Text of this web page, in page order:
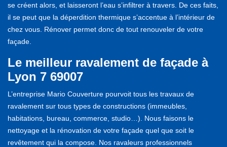
se créent alors, et laisseront l’eau s’infiltrer à travers. De ces faits,
il se peut que la déperdition thermique s’accentue à l’intérieur de
chez vous. Rénover permet donc de tout renouveler de votre
façade.
Le meilleur ravalement de façade à
Lyon 7 69007
L’entreprise Mario Couverture pourvoit tous les travaux de
ravalement sur tous types de constructions (immeubles,
habitations, bureau, commerce, studio…). Nous faisons le
nettoyage et la rénovation de votre façade quel que soit le
revêtement qui la compose. Nos ravaleurs professionnels